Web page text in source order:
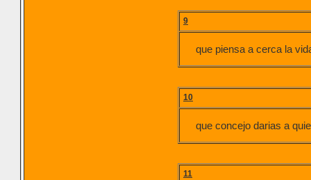
9
que piensa a cerca la
10
que concejo darias a
11